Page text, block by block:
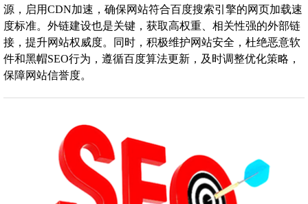
源，启用CDN加速，确保网站符合百度搜索引擎的网页加载速
度标准。外链建设也是关键，获取高权重、相关性强的外部链
接，提升网站权威度。同时，积极维护网站安全，杜绝恶意软
件和黑帽SEO行为，遵循百度算法更新，及时调整优化策略，
保障网站信誉度。